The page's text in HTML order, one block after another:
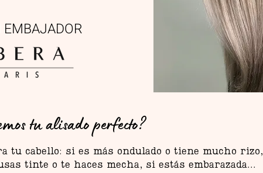
EMBAJADOR
tu alisado perfecto?
tu cabello: si es más ondulado o tiene mucho rizo,
tinte o te haces mecha, si estás embarazada...